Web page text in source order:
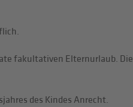
fakultativen Elternurlaub.
des Kindes Anrecht.